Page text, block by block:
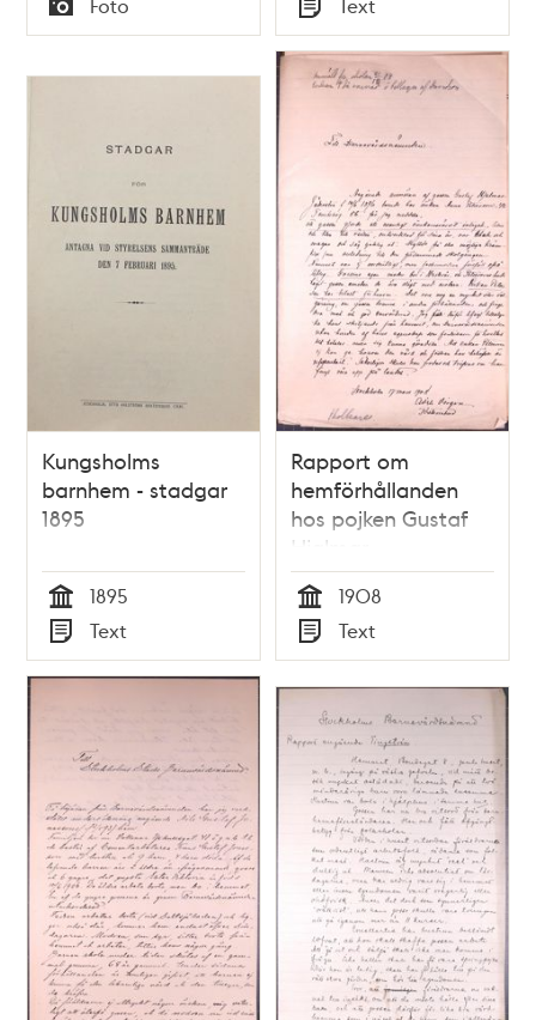
Typ
Foto
Typ
Text
Kungsholms
barnhem - stadgar
1895
Tid
1895
Typ
Text
Rapport om
hemförhållanden
hos pojken Gustaf
Hjalmar
Tid
1908
Typ
Text